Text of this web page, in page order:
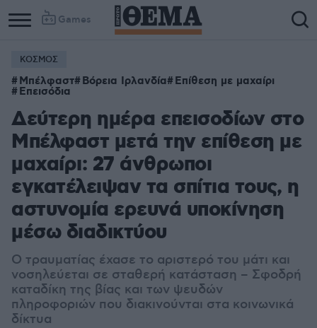
Games
ΚΟΣΜΟΣ
Μπέλφαστ Βόρεια Ιρλανδία Επίθεση με μαχαίρι
Επεισόδια
Δεύτερη ημέρα επεισοδίων στο
Μπέλφαστ μετά την επίθεση με
μαχαίρι: 27 άνθρωποι
εγκατέλειψαν τα σπίτια τους, η
αστυνομία ερευνά υποκίνηση
μέσω διαδικτύου
Ο τραυματίας έχασε το αριστερό του μάτι και
νοσηλεύεται σε σταθερή κατάσταση – Σφοδρή
καταδίκη της βίας και των ψευδών
πληροφοριών που διακινούνται στα κοινωνικά
δίκτυα